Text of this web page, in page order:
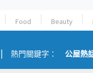
Food Beauty
熱門關鍵字： 公屋熱